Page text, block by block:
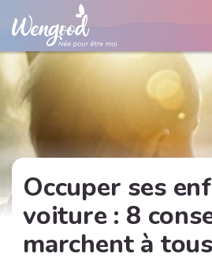
Occuper ses
voiture : 8
marchent à